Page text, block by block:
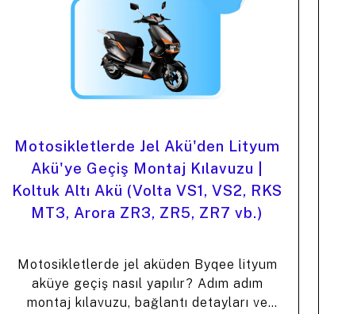
Motosikletlerde Jel Akü'den Lityum
Akü'ye Geçiş Montaj Kılavuzu |
Koltuk Altı Akü (Volta VS1, VS2, RKS
MT3, Arora ZR3, ZR5, ZR7 vb.)
Motosikletlerde jel aküden Byqee lityum
aküye geçiş nasıl yapılır? Adım adım
montaj kılavuzu, bağlantı detayları ve